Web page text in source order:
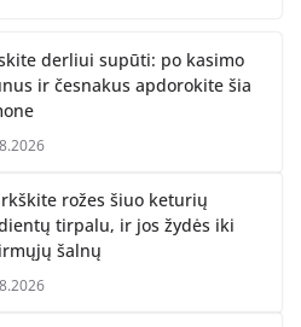
derliui supūti: po kasimo
ir česnakus apdorokite šia
rožes šiuo keturių
tirpalu, ir jos žydės iki
šalnų